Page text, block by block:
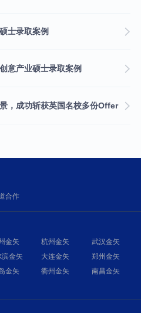
士录取案例
意产业硕士录取案例
，成功斩获英国名校多份Offer
合作
金矢 杭州金矢
武汉金矢
滨金矢 大连金矢
郑州金矢
金矢 衢州金矢
南昌金矢